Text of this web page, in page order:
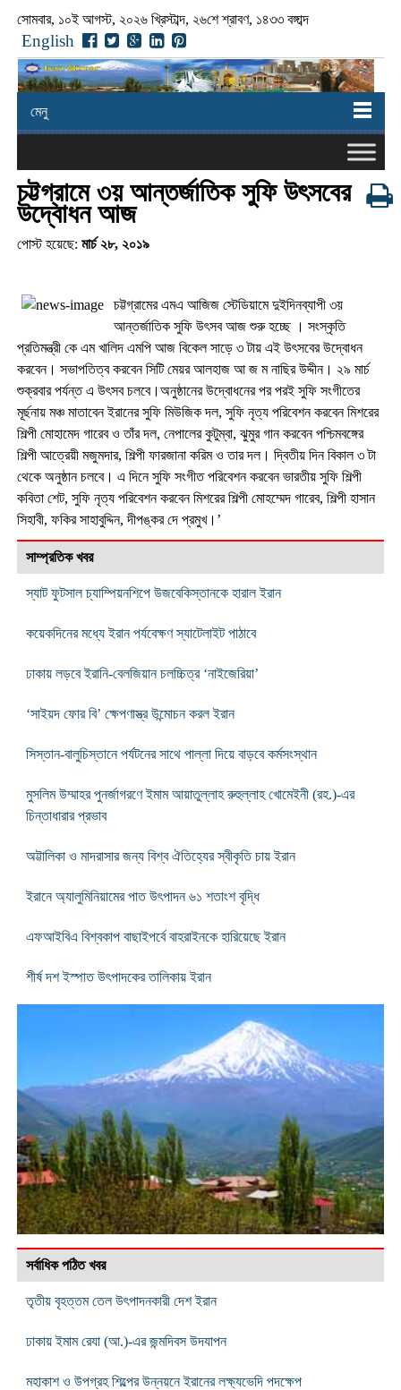
সোমবার, ১০ই আগস্ট, ২০২৬ খ্রিস্টাব্দ, ২৬শে শ্রাবণ, ১৪৩৩ বঙ্গাব্দ
English
মেনু
চট্টগ্রামে ৩য় আন্তর্জাতিক সুফি উৎসবের
উদ্বোধন আজ
পোস্ট হয়েছে: মার্চ ২৮, ২০১৯
চট্টগ্রামের এমএ আজিজ স্টেডিয়ামে দুইদিনব্যাপী ৩য়
আন্তর্জাতিক সুফি উৎসব আজ শুরু হচ্ছে । সংস্কৃতি
প্রতিমন্ত্রী কে এম খালিদ এমপি আজ বিকেল সাড়ে ৩ টায় এই উৎসবের উদ্বোধন
করবেন। সভাপতিত্ব করবেন সিটি মেয়র আলহাজ আ জ ম নাছির উদ্দীন। ২৯ মার্চ
শুক্রবার পর্যন্ত এ উৎসব চলবে।অনুষ্ঠানের উদ্বোধনের পর পরই সুফি সংগীতের
মূর্ছনায় মঞ্চ মাতাবেন ইরানের সুফি মিউজিক দল, সুফি নৃত্য পরিবেশন করবেন মিশরের
শিল্পী মোহামেদ গারেব ও তাঁর দল, নেপালের কুটুম্বা, ঝুমুর গান করবেন পশ্চিমবঙ্গের
শিল্পী আত্রেয়ী মজুমদার, শিল্পী ফারজানা করিম ও তার দল। দ্বিতীয় দিন বিকাল ৩ টা
থেকে অনুষ্ঠান চলবে। এ দিনে সুফি সংগীত পরিবেশন করবেন ভারতীয় সুফি শিল্পী
কবিতা শেট, সুফি নৃত্য পরিবেশন করবেন মিশরের শিল্পী মোহম্মেদ গারেব, শিল্পী হাসান
সিহাবী, ফকির সাহাবুদ্দিন, দীপঙ্কর দে প্রমুখ।’
সাম্প্রতিক খবর
স্যাট ফুটসাল চ্যাম্পিয়নশিপে উজবেকিস্তানকে হারাল ইরান
কয়েকদিনের মধ্যে ইরান পর্যবেক্ষণ স্যাটেলাইট পাঠাবে
ঢাকায় লড়বে ইরানি-বেলজিয়ান চলচ্চিত্র ‘নাইজেরিয়া’
‘সাইয়দ ফোর বি’ ক্ষেপণাস্ত্র উন্মোচন করল ইরান
সিস্তান-বালুচিস্তানে পর্যটনের সাথে পাল্লা দিয়ে বাড়বে কর্মসংস্থান
মুসলিম উম্মাহর পুনর্জাগরণে ইমাম আয়াতুল্লাহ রুহুল্লাহ খোমেইনী (রহ.)-এর
চিন্তাধারার প্রভাব
অট্টালিকা ও মাদরাসার জন্য বিশ্ব ঐতিহ্যের স্বীকৃতি চায় ইরান
ইরানে অ্যালুমিনিয়ামের পাত উৎপাদন ৬১ শতাংশ বৃদ্ধি
এফআইবিএ বিশ্বকাপ বাছাইপর্বে বাহরাইনকে হারিয়েছে ইরান
শীর্ষ দশ ইস্পাত উৎপাদকের তালিকায় ইরান
সর্বাধিক পঠিত খবর
তৃতীয় বৃহত্তম তেল উৎপাদনকারী দেশ ইরান
ঢাকায় ইমাম রেযা (আ.)-এর জন্মদিবস উদযাপন
মহাকাশ ও উপগ্রহ শিল্পের উন্নয়নে ইরানের লক্ষ্যভেদি পদক্ষেপ